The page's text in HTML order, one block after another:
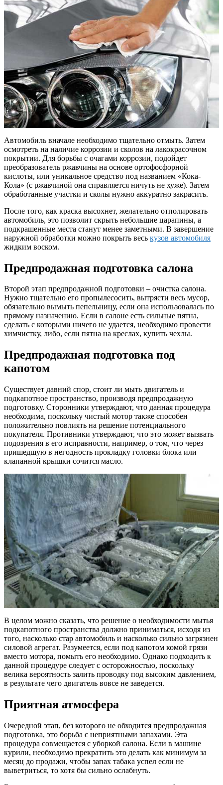
Автомобиль вначале необходимо тщательно отмыть. Затем
осмотреть на наличие коррозии и сколов на лакокрасочном
покрытии. Для борьбы с очагами коррозии, подойдет
преобразователь ржавчины на основе ортофосфорной
кислоты, или уникальное средство под названием «Кока-
Кола» (с ржавчиной она справляется ничуть не хуже). Затем
обработанные участки и сколы нужно аккуратно закрасить.
После того, как краска высохнет, желательно отполировать
автомобиль, это позволит скрыть небольшие царапины, а
подкрашенные места станут менее заметными. В завершение
наружной обработки можно покрыть весь кузов автомобиля
жидким воском.
Предпродажная подготовка салона
Второй этап предпродажной подготовки – очистка салона.
Нужно тщательно его пропылесосить, вытрясти весь мусор,
обязательно вымыть пепельницу, если она использовалась по
прямому назначению. Если в салоне есть сильные пятна,
сделать с которыми ничего не удается, необходимо провести
химчистку, либо, если пятна на креслах, купить чехлы.
Предпродажная подготовка под
капотом
Существует давний спор, стоит ли мыть двигатель и
подкапотное пространство, производя предпродажную
подготовку. Сторонники утверждают, что данная процедура
необходима, поскольку чистый мотор также способен
положительно повлиять на решение потенциального
покупателя. Противники утверждают, что это может вызвать
подозрения в его исправности, например, о том, что через
пришедшую в негодность прокладку головки блока или
клапанной крышки сочится масло.
В целом можно сказать, что решение о необходимости мытья
подкапотного пространства должно приниматься, исходя из
того, насколько стар автомобиль и насколько сильно загрязнен
силовой агрегат. Разумеется, если под капотом комой грязи
вместо мотора, помыть его необходимо. Однако подходить к
данной процедуре следует с осторожностью, поскольку
велика вероятность залить проводку под высоким давлением,
в результате чего двигатель вовсе не заведется.
Приятная атмосфера
Очередной этап, без которого не обходится предпродажная
подготовка, это борьба с неприятными запахами. Эта
процедура совмещается с уборкой салона. Если в машине
курили, необходимо прекратить это делать как минимум за
месяц до продажи, чтобы запах табака успел если не
выветриться, то хотя бы сильно ослабнуть.